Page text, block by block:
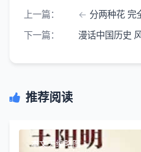
上一篇：
分两种花 完
下一篇：
推荐阅读
本文无缩略图